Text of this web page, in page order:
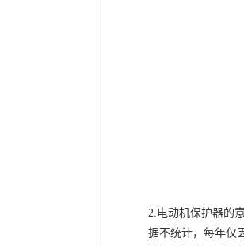
2.电动机保护器的意
据不统计，每年仅